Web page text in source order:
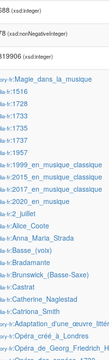
(xsd:integer)
(xsd:nonNegativeInteger)
(xsd:integer)
fr:Magie_dans_la_musique
fr:1516
fr:1728
fr:1733
fr:1735
fr:1737
fr:1957
fr:1999_en_musique_classique
fr:2015_en_musique_classique
fr:2017_en_musique_classique
fr:2020_en_musique
fr:2_juillet
fr:Alice_Coote
fr:Anna_Maria_Strada
fr:Basse_(voix)
fr:Bradamante
fr:Brunswick_(Basse-Saxe)
fr:Castrat
fr:Catherine_Naglestad
fr:Catriona_Smith
fr
fr:Opéra_créé_à_Londres
fr